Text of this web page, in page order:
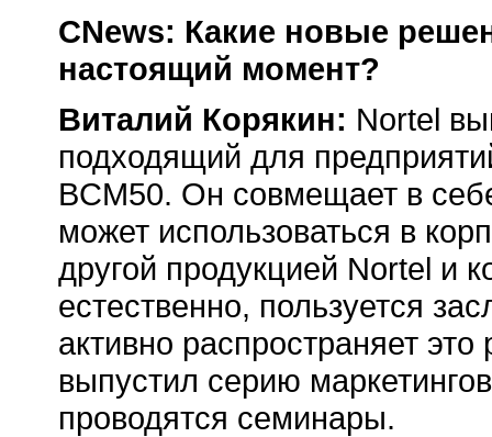
CNews: Какие новые
настоящий момент?
Виталий Корякин: Nortel
подходящий для
BCM50. Он совмещает в
может использоваться в
другой продукцией Nortel и
естественно, пользуется
активно распространяет
выпустил серию
проводятся семинары.